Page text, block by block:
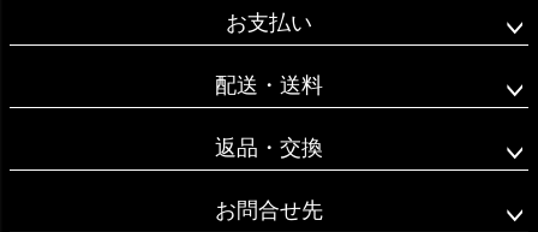
ップ
お支払い
配送・送料
返品・交換
お問合せ先